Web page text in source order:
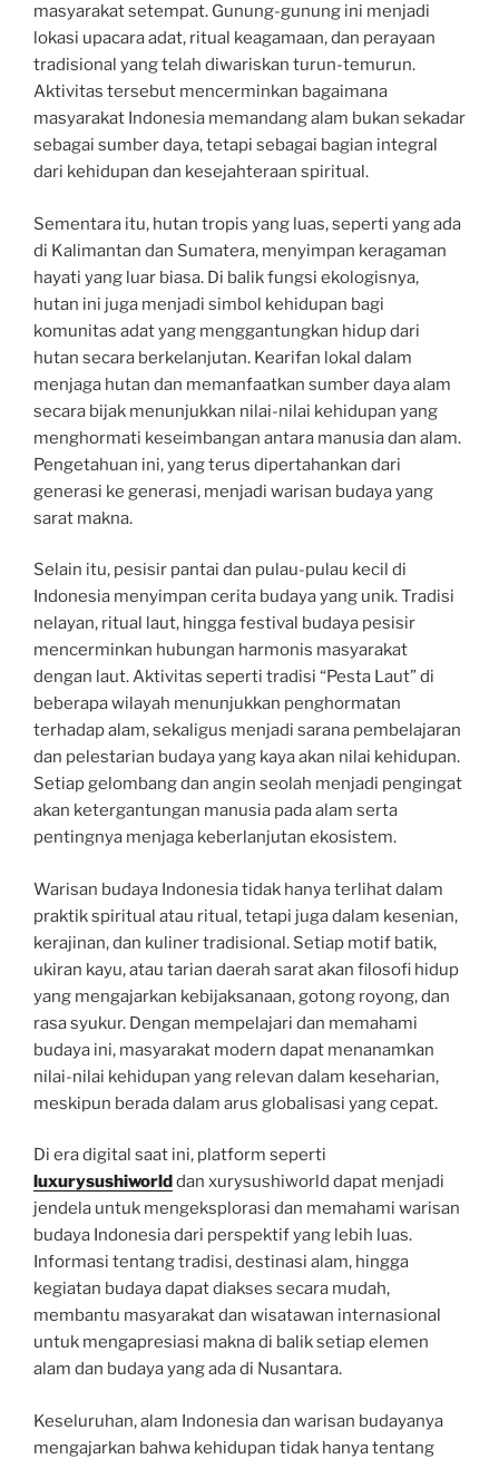
masyarakat setempat. Gunung-gunung ini menjadi
lokasi upacara adat, ritual keagamaan, dan perayaan
tradisional yang telah diwariskan turun-temurun.
Aktivitas tersebut mencerminkan bagaimana
masyarakat Indonesia memandang alam bukan sekadar
sebagai sumber daya, tetapi sebagai bagian integral
dari kehidupan dan kesejahteraan spiritual.
Sementara itu, hutan tropis yang luas, seperti yang ada
di Kalimantan dan Sumatera, menyimpan keragaman
hayati yang luar biasa. Di balik fungsi ekologisnya,
hutan ini juga menjadi simbol kehidupan bagi
komunitas adat yang menggantungkan hidup dari
hutan secara berkelanjutan. Kearifan lokal dalam
menjaga hutan dan memanfaatkan sumber daya alam
secara bijak menunjukkan nilai-nilai kehidupan yang
menghormati keseimbangan antara manusia dan alam.
Pengetahuan ini, yang terus dipertahankan dari
generasi ke generasi, menjadi warisan budaya yang
sarat makna.
Selain itu, pesisir pantai dan pulau-pulau kecil di
Indonesia menyimpan cerita budaya yang unik. Tradisi
nelayan, ritual laut, hingga festival budaya pesisir
mencerminkan hubungan harmonis masyarakat
dengan laut. Aktivitas seperti tradisi “Pesta Laut” di
beberapa wilayah menunjukkan penghormatan
terhadap alam, sekaligus menjadi sarana pembelajaran
dan pelestarian budaya yang kaya akan nilai kehidupan.
Setiap gelombang dan angin seolah menjadi pengingat
akan ketergantungan manusia pada alam serta
pentingnya menjaga keberlanjutan ekosistem.
Warisan budaya Indonesia tidak hanya terlihat dalam
praktik spiritual atau ritual, tetapi juga dalam kesenian,
kerajinan, dan kuliner tradisional. Setiap motif batik,
ukiran kayu, atau tarian daerah sarat akan filosofi hidup
yang mengajarkan kebijaksanaan, gotong royong, dan
rasa syukur. Dengan mempelajari dan memahami
budaya ini, masyarakat modern dapat menanamkan
nilai-nilai kehidupan yang relevan dalam keseharian,
meskipun berada dalam arus globalisasi yang cepat.
Di era digital saat ini, platform seperti
luxurysushiworld dan xurysushiworld dapat menjadi
jendela untuk mengeksplorasi dan memahami warisan
budaya Indonesia dari perspektif yang lebih luas.
Informasi tentang tradisi, destinasi alam, hingga
kegiatan budaya dapat diakses secara mudah,
membantu masyarakat dan wisatawan internasional
untuk mengapresiasi makna di balik setiap elemen
alam dan budaya yang ada di Nusantara.
Keseluruhan, alam Indonesia dan warisan budayanya
mengajarkan bahwa kehidupan tidak hanya tentang